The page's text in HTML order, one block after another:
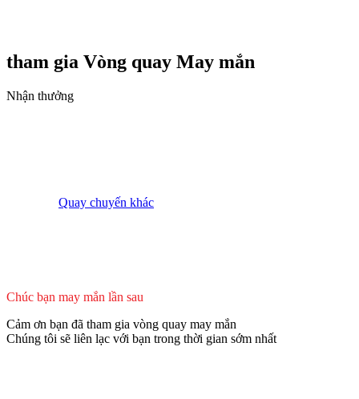
tham gia Vòng quay May mắn
Nhận thưởng
Quay chuyến khác
Chúc bạn may mắn lần sau
Cảm ơn bạn đã tham gia vòng quay may mắn
Chúng tôi sẽ liên lạc với bạn trong thời gian sớm nhất